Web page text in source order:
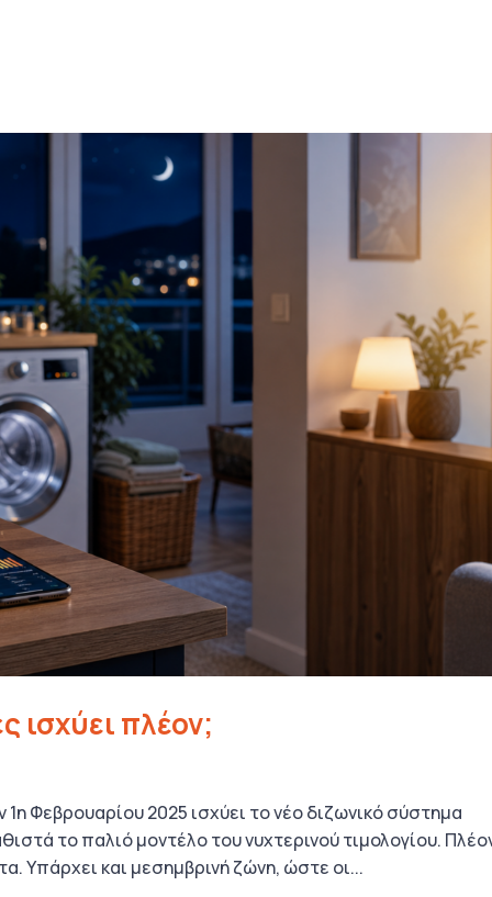
ισχύει πλέον;
1η Φεβρουαρίου 2025 ισχύει το νέο διζωνικό σύστημα
το παλιό μοντέλο του νυχτερινού τιμολογίου.
Υπάρχει και μεσημβρινή ζώνη, ώστε οι...